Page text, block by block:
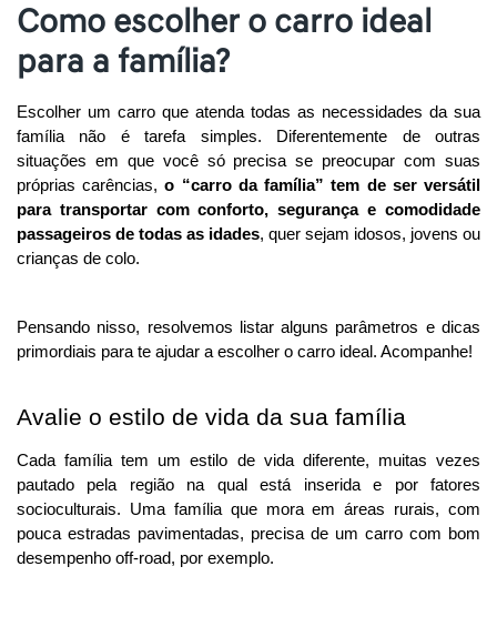
Como escolher o carro ideal
para a família?
Escolher um carro que atenda todas as necessidades da sua
família não é tarefa simples. Diferentemente de outras
situações em que você só precisa se preocupar com suas
próprias carências, o “carro da família” tem de ser versátil
para transportar com conforto, segurança e comodidade
passageiros de todas as idades, quer sejam idosos, jovens ou
crianças de colo.
Pensando nisso, resolvemos listar alguns parâmetros e dicas
primordiais para te ajudar a escolher o carro ideal. Acompanhe!
Avalie o estilo de vida da sua família
Cada família tem um estilo de vida diferente, muitas vezes
pautado pela região na qual está inserida e por fatores
socioculturais. Uma família que mora em áreas rurais, com
pouca estradas pavimentadas, precisa de um carro com bom
desempenho off-road, por exemplo.